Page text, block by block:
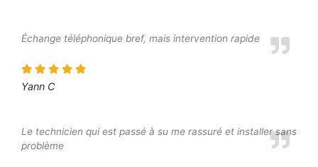
Échange téléphonique bref, mais intervention rapide
Yann C
Le technicien qui est passé à su me rassuré et installer sans
problème